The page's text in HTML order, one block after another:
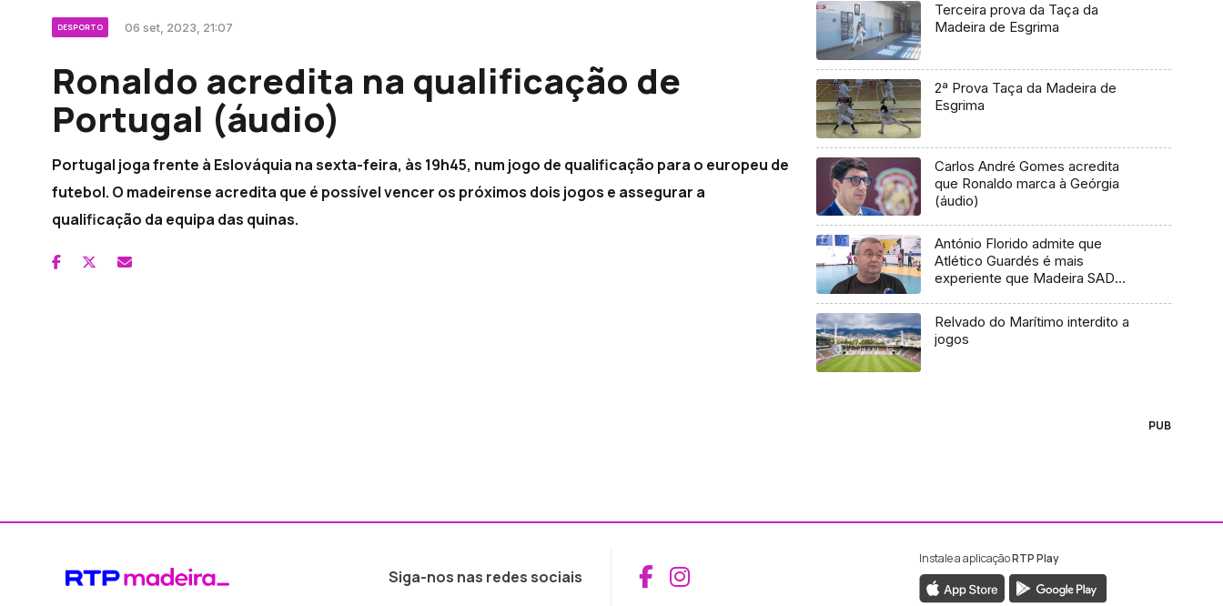
DESPORTO 06 set, 2023, 21:07
Ronaldo acredita na qualificação de
Portugal (áudio)
Portugal joga frente à Eslováquia na sexta-feira, às 19h45, num jogo de qualificação para o europeu de
futebol. O madeirense acredita que é possível vencer os próximos dois jogos e assegurar a
qualificação da equipa das quinas.
Terceira prova da Taça da
Madeira de Esgrima
2ª Prova Taça da Madeira de
Esgrima
Carlos André Gomes acredita
que Ronaldo marca à Geórgia
(áudio)
António Florido admite que
Atlético Guardés é mais
experiente que Madeira SAD
Relvado do Marítimo interdito a
jogos
PUB
Siga-nos nas redes sociais Aceder ao Facebook da RTP Madeira
Aceder ao Instagram da RTP Madeira
Instale a aplicaçãoRTP Play